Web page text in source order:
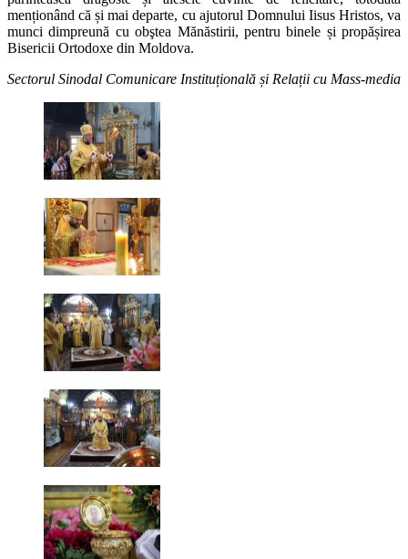
menționând că și mai departe, cu ajutorul Domnului Iisus Hristos, va
munci dimpreună cu obştea Mănăstirii, pentru binele și propășirea
Bisericii Ortodoxe din Moldova.
Sectorul Sinodal Comunicare Instituțională și Relații cu Mass-media